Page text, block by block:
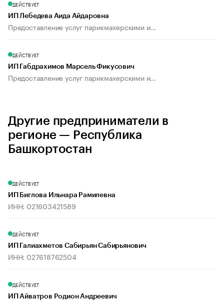
ДЕЙСТВУЕТ
ИП Лебедева Аида Айдаровна
Предоставление услуг парикмахерскими и...
ДЕЙСТВУЕТ
ИП Габдрахимов Марсель Фикусович
Предоставление услуг парикмахерскими и...
Другие предприниматели в
регионе — Республика
Башкортостан
ДЕЙСТВУЕТ
ИП Биглова Ильнара Рамилевна
ИНН: 021603421589
ДЕЙСТВУЕТ
ИП Галиахметов Сабирьян Сабирьянович
ИНН: 027618762504
ДЕЙСТВУЕТ
ИП Айватров Родион Андреевич